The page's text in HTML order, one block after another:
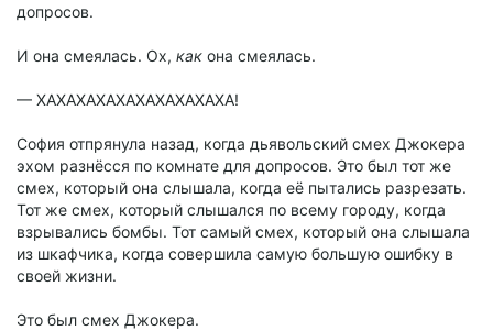
допросов.
И она смеялась. Ох, как она смеялась.
— ХАХАХАХАХАХАХАХАХАХА!
София отпрянула назад, когда дьявольский смех Джокера
эхом разнёсся по комнате для допросов. Это был тот же
смех, который она слышала, когда её пытались разрезать.
Тот же смех, который слышался по всему городу, когда
взрывались бомбы. Тот самый смех, который она слышала
из шкафчика, когда совершила самую большую ошибку в
своей жизни.
Это был смех Джокера.